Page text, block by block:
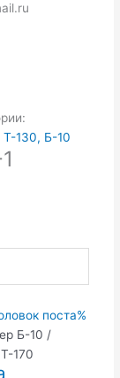
Т-130, Б-10
Б-10 /
170